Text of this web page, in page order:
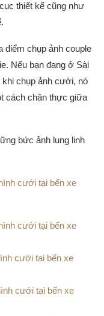
thiết kế cũng như
điểm chụp ảnh couple
Nếu bạn đang ở Sài
khi chụp ảnh cưới, nó
cách chân thực giữa
bức ảnh lung linh